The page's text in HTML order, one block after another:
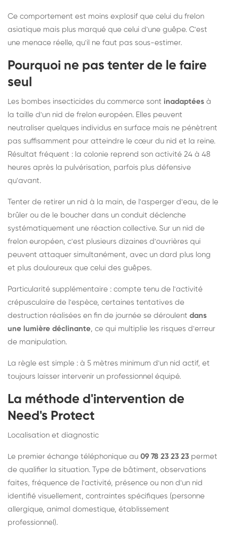
Ce comportement est moins explosif que celui du frelon
asiatique mais plus marqué que celui d'une guêpe. C'est
une menace réelle, qu'il ne faut pas sous-estimer.
Pourquoi ne pas tenter de le faire
seul
Les bombes insecticides du commerce sont inadaptées à
la taille d'un nid de frelon européen. Elles peuvent
neutraliser quelques individus en surface mais ne pénètrent
pas suffisamment pour atteindre le cœur du nid et la reine.
Résultat fréquent : la colonie reprend son activité 24 à 48
heures après la pulvérisation, parfois plus défensive
qu'avant.
Tenter de retirer un nid à la main, de l'asperger d'eau, de le
brûler ou de le boucher dans un conduit déclenche
systématiquement une réaction collective. Sur un nid de
frelon européen, c'est plusieurs dizaines d'ouvrières qui
peuvent attaquer simultanément, avec un dard plus long
et plus douloureux que celui des guêpes.
Particularité supplémentaire : compte tenu de l'activité
crépusculaire de l'espèce, certaines tentatives de
destruction réalisées en fin de journée se déroulent dans
une lumière déclinante, ce qui multiplie les risques d'erreur
de manipulation.
La règle est simple : à 5 mètres minimum d'un nid actif, et
toujours laisser intervenir un professionnel équipé.
La méthode d'intervention de
Need's Protect
Localisation et diagnostic
Le premier échange téléphonique au 09 78 23 23 23 permet
de qualifier la situation. Type de bâtiment, observations
faites, fréquence de l'activité, présence ou non d'un nid
identifié visuellement, contraintes spécifiques (personne
allergique, animal domestique, établissement
professionnel).